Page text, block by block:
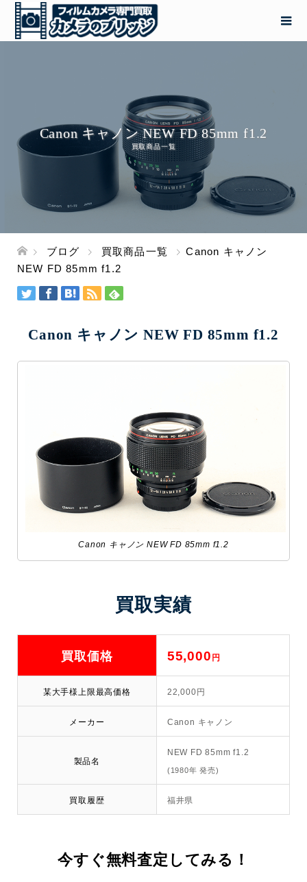
Canon キャノン NEW FD 85mm f1.2
買取商品一覧
ブログ 買取商品一覧
Canon キャノン
NEW FD 85mm f1.2
Canon キャノン NEW FD 85mm f1.2
Canon キャノン NEW FD 85mm f1.2
買取実績
買取価格 55,000 円
某大手様上限最高価格 22,000円
メーカー Canon キャノン
製品名
NEW FD 85mm f1.2
(1980年 発売)
買取履歴 福井県
今すぐ無料査定してみる！